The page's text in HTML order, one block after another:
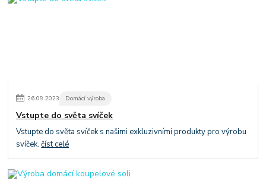
26.09.2023 Domácí výroba
Vstupte do světa svíček
Vstupte do světa svíček s našimi exkluzivními produkty pro výrobu
svíček.číst celé